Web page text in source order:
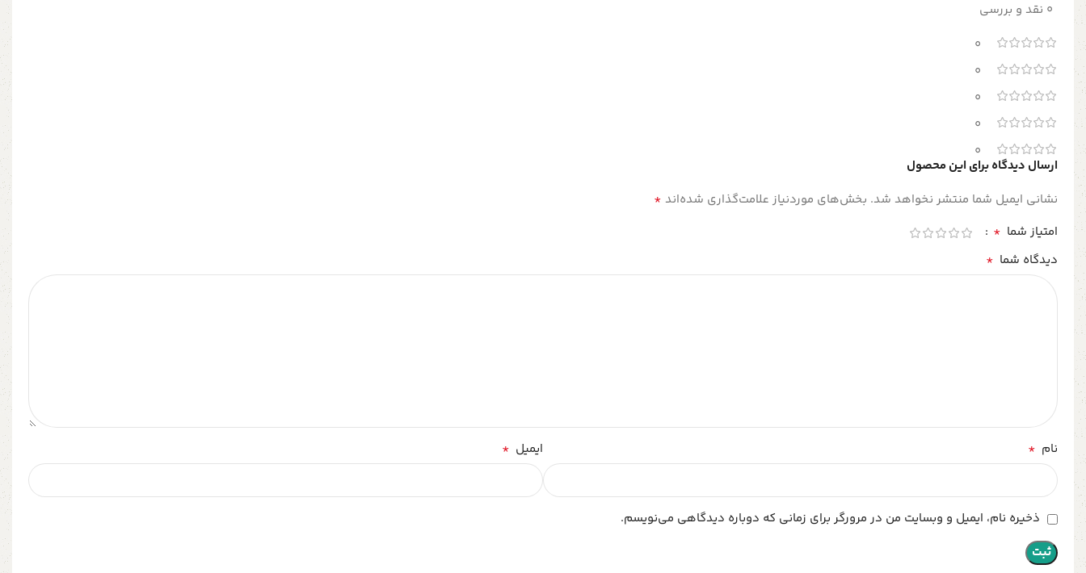
0 نقد و بررسی
0
0
0
0
0
ارسال دیدگاه برای این محصول
نشانی ایمیل شما منتشر نخواهد شد. بخش‌های موردنیاز علامت‌گذاری شده‌اند *
امتیاز شما *
دیدگاه شما *
نام * ایمیل *
ذخیره نام، ایمیل و وبسایت من در مرورگر برای زمانی که دوباره دیدگاهی می‌نویسم.